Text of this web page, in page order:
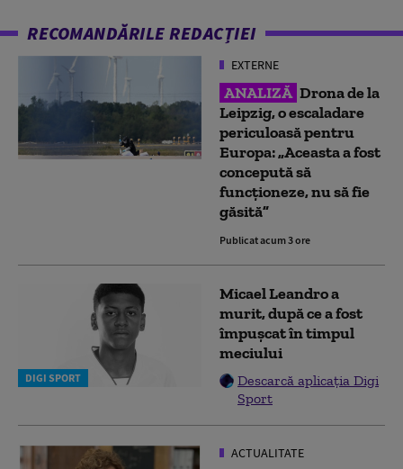
RECOMANDĂRILE REDACȚIEI
EXTERNE
ANALIZĂ Drona de la
Leipzig, o escaladare
periculoasă pentru
Europa: „Aceasta a fost
concepută să
funcționeze, nu să fie
găsită”
Publicat acum 3 ore
DIGI SPORT
Micael Leandro a
murit, după ce a fost
împușcat în timpul
meciului
Descarcă aplicația Digi
Sport
ACTUALITATE